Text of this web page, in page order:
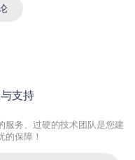
支持
服务、过硬的技术团队是您建
的保障！